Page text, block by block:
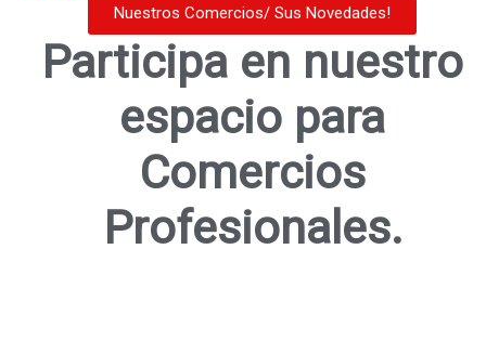
Nuestros Comercios/ Sus Novedades!
Participa en nuestro
espacio para
Comercios
Profesionales.